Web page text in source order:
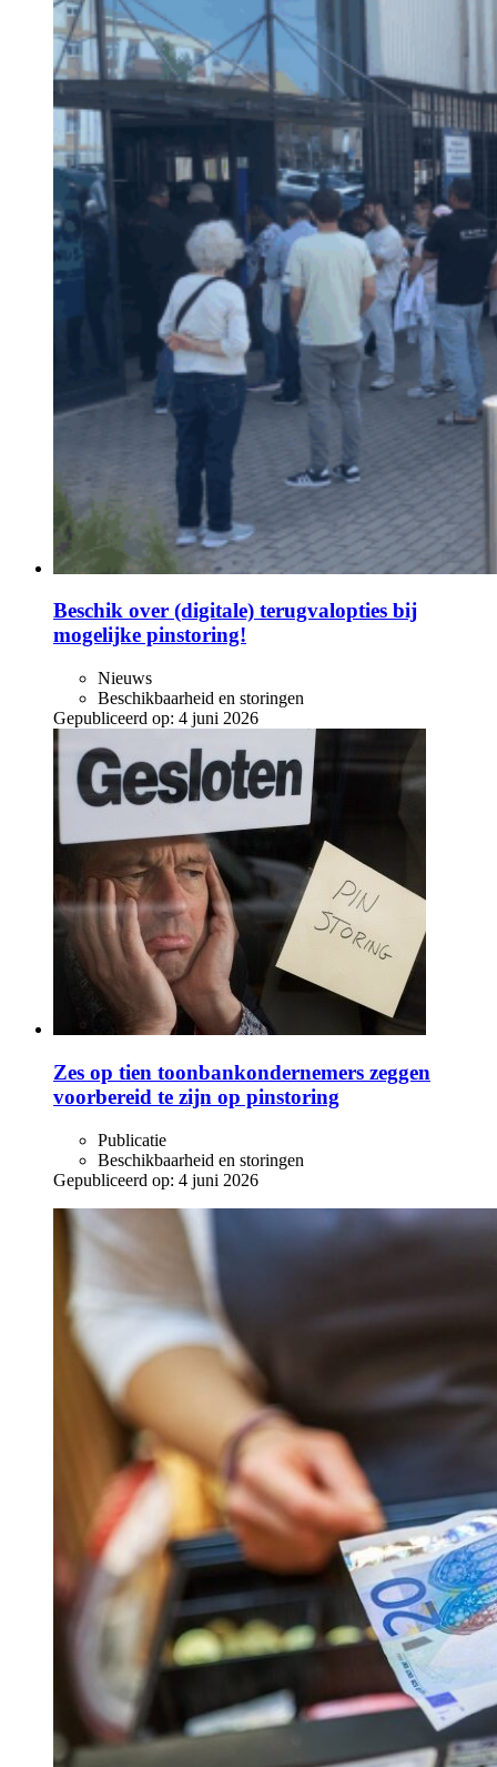
Beschik over (digitale) terugvalopties bij
mogelijke pinstoring!
Nieuws
Beschikbaarheid en storingen
Gepubliceerd op: 4 juni 2026
Zes op tien toonbankondernemers zeggen
voorbereid te zijn op pinstoring
Publicatie
Beschikbaarheid en storingen
Gepubliceerd op: 4 juni 2026